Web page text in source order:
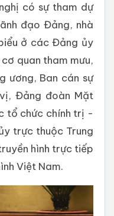
có sự tham dự
đạo Đảng, nhà
ở các Đảng ủy
quan tham mưu,
ương, Ban cán sự
Đảng đoàn Mặt
tổ chức chính trị -
trực thuộc Trung
hình trực tiếp
Việt Nam.